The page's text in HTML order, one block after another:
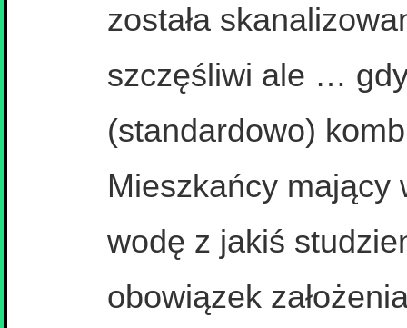
została
szczęśliwi ale … gdy
(standardowo)
Mieszkańcy mający
wodę z jakiś
obowiązek